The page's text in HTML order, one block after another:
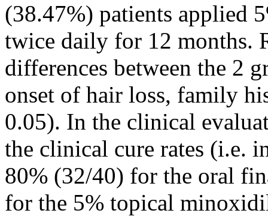
(38.47%) patients applied
twice daily for 12 months.
differences between the 2
onset of hair loss, family
0.05). In the clinical
the clinical cure rates (i.e.
80% (32/40) for the oral
for the 5% topical